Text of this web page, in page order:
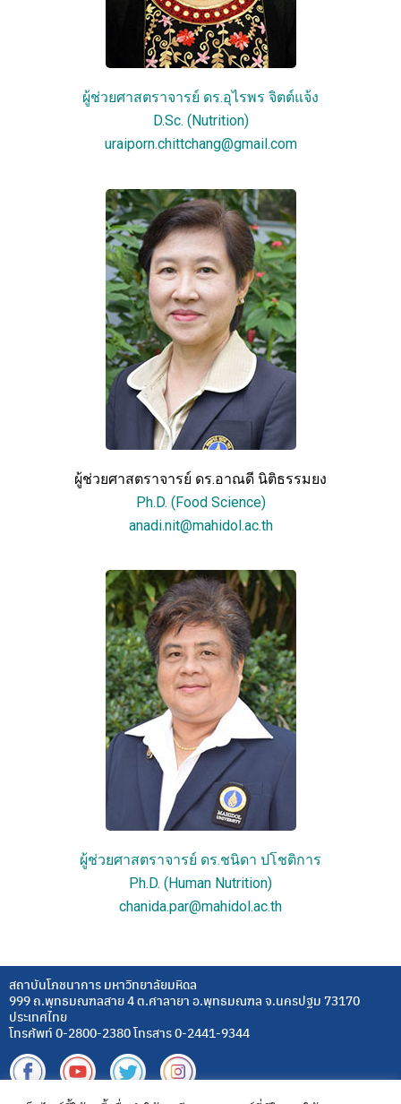
ผู้ช่วยศาสตราจารย์ ดร.อุไรพร จิตต์แจ้ง
D.Sc. (Nutrition)
uraiporn.chittchang@gmail.com
ผู้ช่วยศาสตราจารย์ ดร.อาณดี นิติธรรมยง
Ph.D. (Food Science)
anadi.nit@mahidol.ac.th
ผู้ช่วยศาสตราจารย์ ดร.ชนิดา ปโชติการ
Ph.D. (Human Nutrition)
chanida.par@mahidol.ac.th
สถาบันโภชนาการ มหาวิทยาลัยมหิดล
999 ถ.พุทธมณฑลสาย 4 ต.ศาลายา อ.พุทธมณฑล จ.นครปฐม 73170
ประเทศไทย
โทรศัพท์ 0-2800-2380 โทรสาร 0-2441-9344